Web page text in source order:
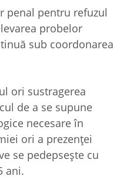
penal pentru refuzul
probelor
sub coordonarea
ori sustragerea
de a se supune
necesare în
ori a prezenței
se pedepsește cu
ani.